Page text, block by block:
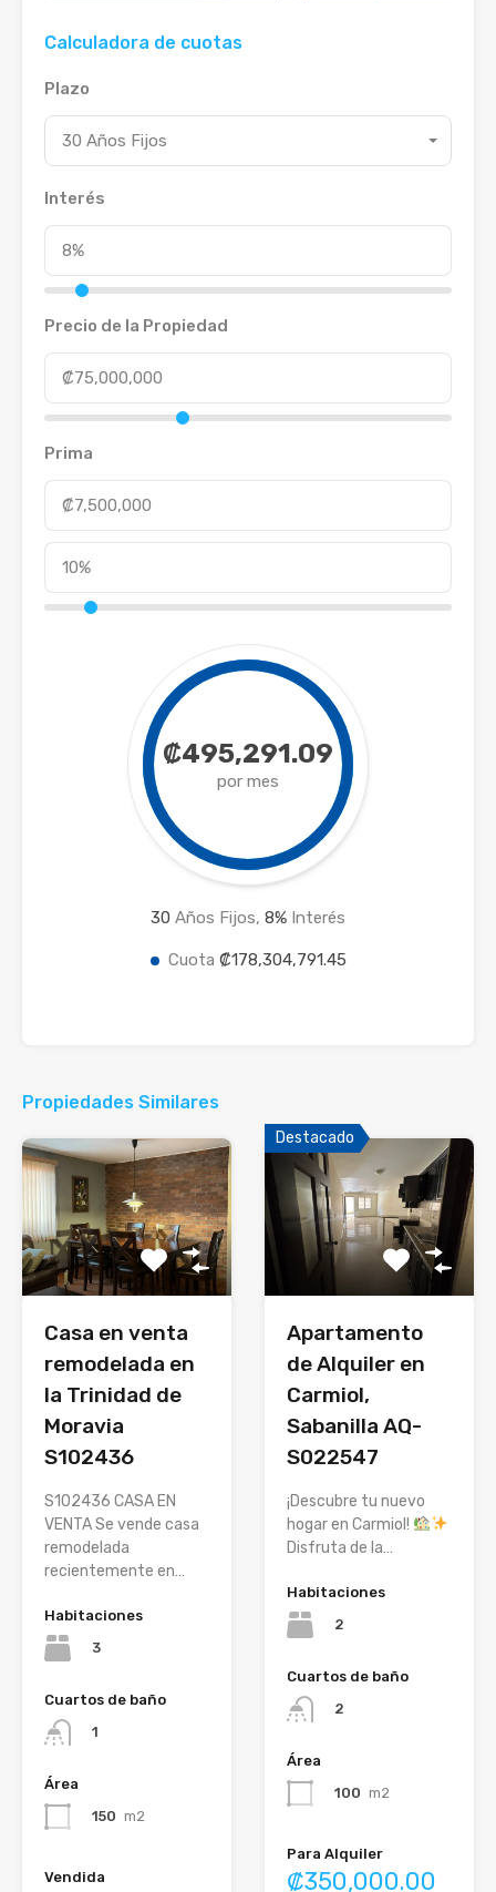
Calculadora de cuotas
Plazo
30 Años Fijos
Interés
Precio de la Propiedad
Prima
₡495,291.09
por mes
30 Años Fijos, 8% Interés
Cuota ₡178,304,791.45
Propiedades Similares
Casa en venta
remodelada en
la Trinidad de
Moravia
S102436
S102436 CASA EN
VENTA Se vende casa
remodelada
recientemente en…
Habitaciones
3
Cuartos de baño
1
Área
150 m2
Vendida
Destacado
Apartamento
de Alquiler en
Carmiol,
Sabanilla AQ-
S022547
¡Descubre tu nuevo
hogar en Carmiol!
Disfruta de la…
Habitaciones
2
Cuartos de baño
2
Área
100 m2
Para Alquiler
₡350,000.00